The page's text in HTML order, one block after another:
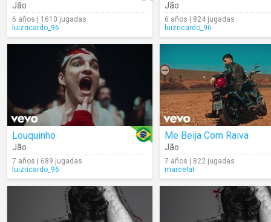
Jão
6 años | 1610 jugadas
luizricardo_96
Jão
6 años | 824 jugadas
luizricardo_96
Louquinho
Jão
7 años | 689 jugadas
luizricardo_96
Me Beija Com Raiva
Jão
7 años | 822 jugadas
marcelat